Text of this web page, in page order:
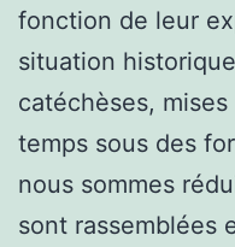
fonction de leur
situation
catéchèses,
temps sous des
nous sommes
sont rassemblées